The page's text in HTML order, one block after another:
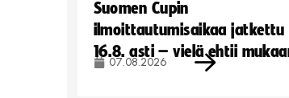
Suomen Cupin
ilmoittautumisaikaa jatkettu
16.8. asti – vielä ehtii
07.08.2026